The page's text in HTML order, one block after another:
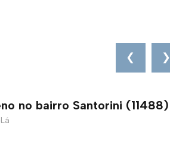
❮ ❯
no bairro Santorini (11488)